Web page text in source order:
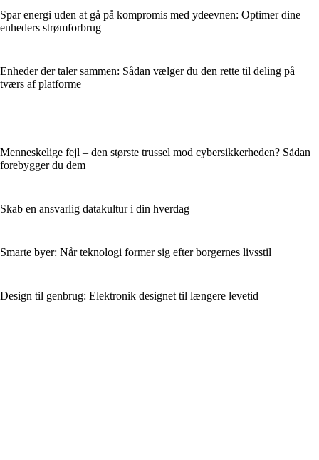
Spar energi uden at gå på kompromis med ydeevnen: Optimer dine
enheders strømforbrug
Enheder der taler sammen: Sådan vælger du den rette til deling på
tværs af platforme
Menneskelige fejl – den største trussel mod cybersikkerheden? Sådan
forebygger du dem
Skab en ansvarlig datakultur i din hverdag
Smarte byer: Når teknologi former sig efter borgernes livsstil
Design til genbrug: Elektronik designet til længere levetid